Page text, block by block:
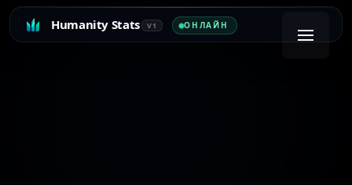
Humanity Stats V1 ОНЛАЙН